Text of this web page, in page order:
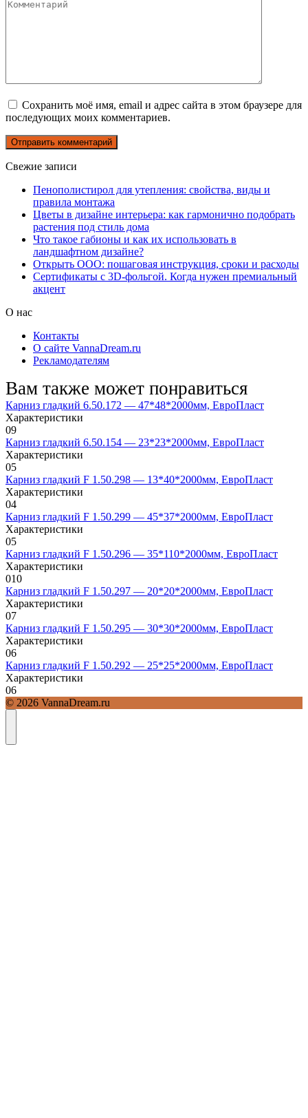
Сохранить моё имя, email и адрес сайта в этом браузере для
последующих моих комментариев.
Свежие записи
Пенополистирол для утепления: свойства, виды и
правила монтажа
Цветы в дизайне интерьера: как гармонично подобрать
растения под стиль дома
Что такое габионы и как их использовать в
ландшафтном дизайне?
Открыть ООО: пошаговая инструкция, сроки и расходы
Сертификаты с 3D-фольгой. Когда нужен премиальный
акцент
О нас
Контакты
О сайте VannaDream.ru
Рекламодателям
Вам также может понравиться
Карниз гладкий 6.50.172 — 47*48*2000мм, ЕвроПласт
Характеристики
09
Карниз гладкий 6.50.154 — 23*23*2000мм, ЕвроПласт
Характеристики
05
Карниз гладкий F 1.50.298 — 13*40*2000мм, ЕвроПласт
Характеристики
04
Карниз гладкий F 1.50.299 — 45*37*2000мм, ЕвроПласт
Характеристики
05
Карниз гладкий F 1.50.296 — 35*110*2000мм, ЕвроПласт
Характеристики
010
Карниз гладкий F 1.50.297 — 20*20*2000мм, ЕвроПласт
Характеристики
07
Карниз гладкий F 1.50.295 — 30*30*2000мм, ЕвроПласт
Характеристики
06
Карниз гладкий F 1.50.292 — 25*25*2000мм, ЕвроПласт
Характеристики
06
© 2026 VannaDream.ru